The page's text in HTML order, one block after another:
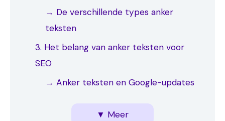
→ De verschillende types anker
teksten
3. Het belang van anker teksten voor
SEO
→ Anker teksten en Google-updates
▼ Meer